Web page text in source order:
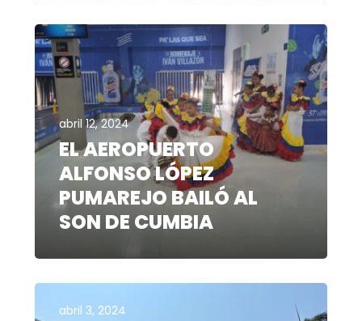
abril 12, 2024
EL AEROPUERTO
ALFONSO LÓPEZ
PUMAREJO BAILÓ AL
SON DE CUMBIA
abril 3, 2024